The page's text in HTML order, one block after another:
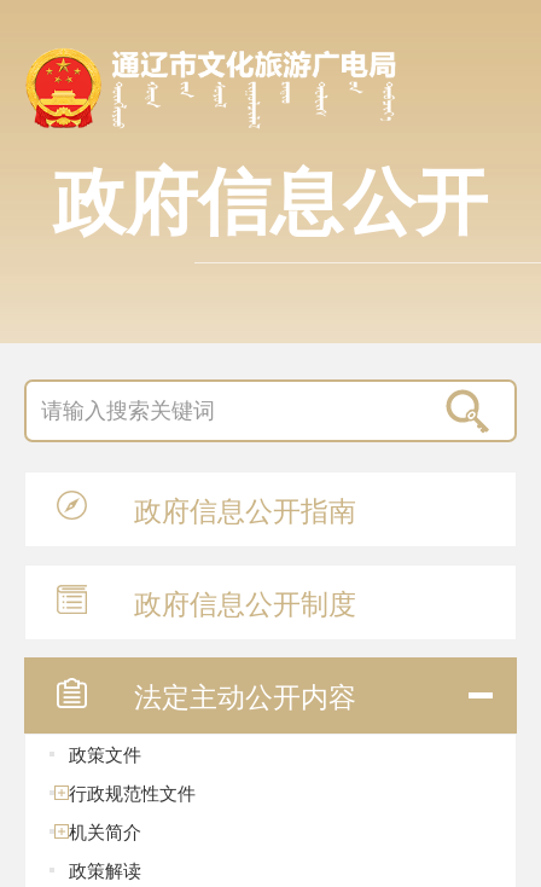
政府信息公开
政府信息公开指南
政府信息公开制度
法定主动公开内容
政策文件
行政规范性文件
机关简介
政策解读